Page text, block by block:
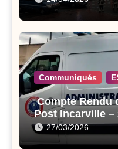
Communiqués
Compte Rendu
Post Incarville –
27/03/2026